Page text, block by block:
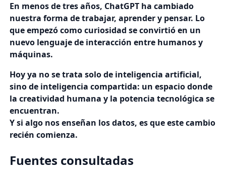
En menos de tres años, ChatGPT ha cambiado
nuestra forma de trabajar, aprender y pensar. Lo
que empezó como curiosidad se convirtió en un
nuevo lenguaje de interacción entre humanos y
máquinas.
Hoy ya no se trata solo de inteligencia artificial,
sino de inteligencia compartida: un espacio donde
la creatividad humana y la potencia tecnológica se
encuentran.
Y si algo nos enseñan los datos, es que este cambio
recién comienza.
Fuentes consultadas